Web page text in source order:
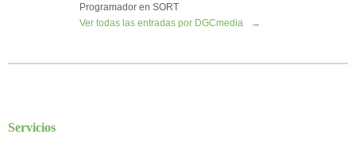
Programador en SORT
Ver todas las entradas por DGCmedia
→
Servicios